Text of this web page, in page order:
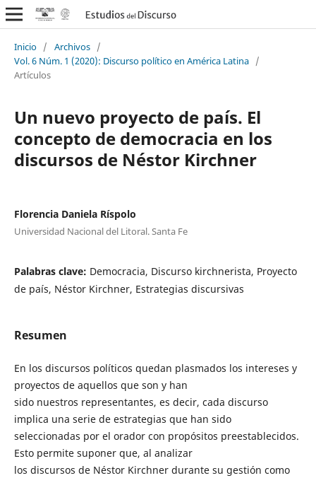
Inicio / Archivos /
Vol. 6 Núm. 1 (2020): Discurso político en América Latina /
Artículos
Un nuevo proyecto de país. El
concepto de democracia en los
discursos de Néstor Kirchner
Florencia Daniela Ríspolo
Universidad Nacional del Litoral. Santa Fe
Palabras clave: Democracia, Discurso kirchnerista, Proyecto
de país, Néstor Kirchner, Estrategias discursivas
Resumen
En los discursos políticos quedan plasmados los intereses y
proyectos de aquellos que son y han
sido nuestros representantes, es decir, cada discurso
implica una serie de estrategias que han sido
seleccionadas por el orador con propósitos preestablecidos.
Esto permite suponer que, al analizar
los discursos de Néstor Kirchner durante su gestión como